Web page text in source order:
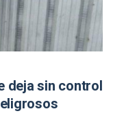
deja sin control